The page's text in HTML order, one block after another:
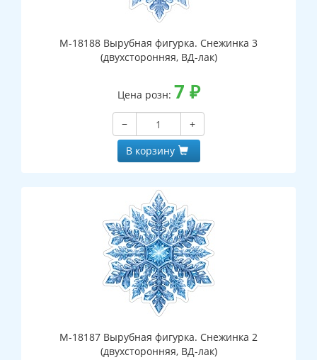
М-18188 Вырубная фигурка. Снежинка 3
(двухсторонняя, ВД-лак)
Цена розн: 7 ₽
−
+
В корзину
М-18187 Вырубная фигурка. Снежинка 2
(двухсторонняя, ВД-лак)